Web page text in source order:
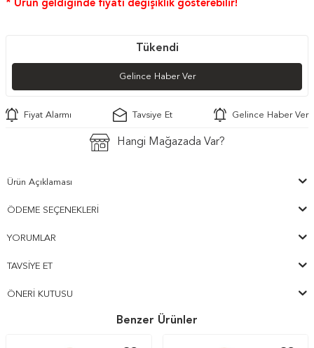
* Ürün geldiğinde fiyatı değişiklik gösterebilir!
Tükendi
Gelince Haber Ver
Fiyat Alarmı Tavsiye Et Gelince Haber Ver
Hangi Mağazada Var?
Ürün Açıklaması
ÖDEME SEÇENEKLERI
YORUMLAR
TAVSIYE ET
ÖNERI KUTUSU
Benzer Ürünler